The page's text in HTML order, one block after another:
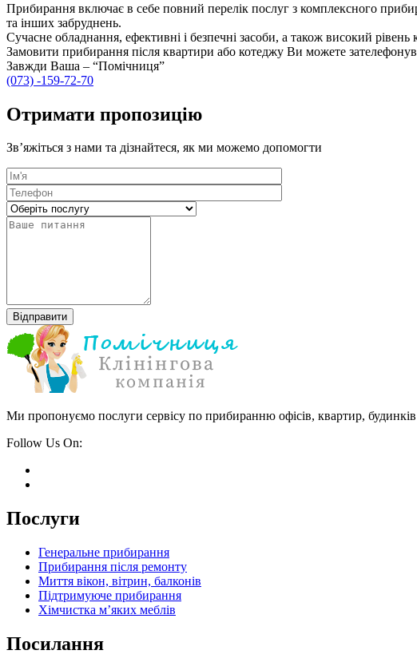
Прибирання включає в себе повний перелік послуг з комплексного
та інших забруднень.
Сучасне обладнання, ефективні і безпечні засоби, а також високий
Замовити прибирання після квартири або котеджу Ви можете
Завжди Ваша – “Помічниця”
(073) -159-72-70
Отримати пропозицію
Зв’яжіться з нами та дізнайтеся, як ми можемо допомогти
Ми пропонуємо послуги сервісу по прибиранню офісів, квартир,
Follow Us On:
Послуги
Генеральне прибирання
Прибирання після ремонту
Миття вікон, вітрин, балконів
Підтримуюче прибирання
Хімчистка м’яких меблів
Посилання